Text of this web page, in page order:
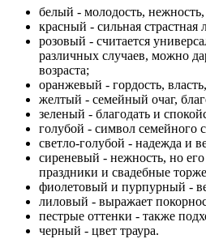
белый - молодость,
красный - сильная страстная
розовый - считается
различных случаев, можно
возраста;
оранжевый - гордость,
желтый - семейный очаг,
зеленый - благодать и
голубой - символ семейного
светло-голубой - надежда и
сиреневый - нежность, но
праздники и свадебные
фиолетовый и пурпурный -
лиловый - выражает
пестрые оттенки - также
черный - цвет траура.